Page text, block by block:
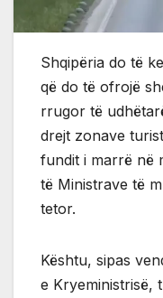
Shqipëria do të
që do të ofrojë
rrugor të
drejt zonave
fundit i marrë në
të Ministrave të
tetor.
Kështu, sipas
e Kryeministrisë,